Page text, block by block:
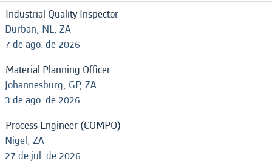
Industrial Quality Inspector
Durban, NL, ZA
7 de ago. de 2026
Material Planning Officer
Johannesburg, GP, ZA
3 de ago. de 2026
Process Engineer (COMPO)
Nigel, ZA
27 de jul. de 2026